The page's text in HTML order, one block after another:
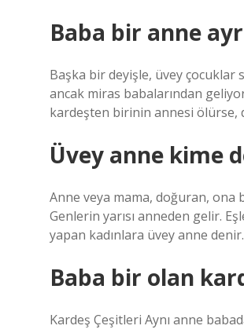
Baba bir anne
Başka bir deyişle, üvey çocuklar
ancak miras babalarından
kardeşten birinin annesi ölürse,
Üvey anne kime
Anne veya mama, doğuran, ona
Genlerin yarısı anneden gelir.
yapan kadınlara üvey anne denir.
Baba bir olan
Kardeş Çeşitleri Aynı anne